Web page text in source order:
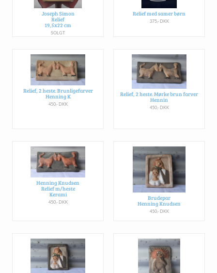
Joseph Simon
Relief
19,5x22 cm
SOLGT
Relief med samer børn
375,- DKK
Relief, 2 heste. Brunligefarver
Henning K
450,- DKK
Relief, 2 heste. Mørke brun farver
Hennin
450,- DKK
Henning Knudsen
Relief m/heste
Kerami
450,- DKK
Brudepar
Henning Knudsen
450,- DKK